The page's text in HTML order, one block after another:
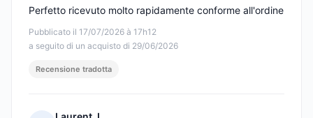
Pubblicato il 17/07/2026 à 17h12
a seguito di un acquisto di 29/06/2026
Perfetto ricevuto molto rapidamente conforme all'ordine
Recensione tradotta